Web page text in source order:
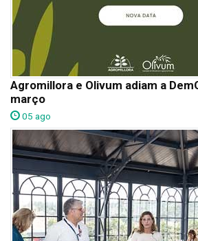
Agromillora e Olivum adiam a
março
05 ago